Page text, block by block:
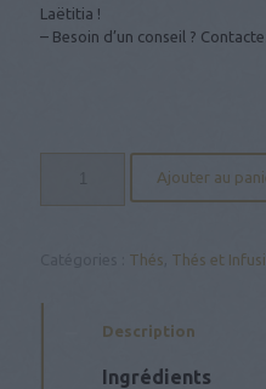
Laëtitia !
– Besoin d’un conseil ?
Thé
l'Avant"
Ajouter au
Thés Thés et
Description
Ingrédients